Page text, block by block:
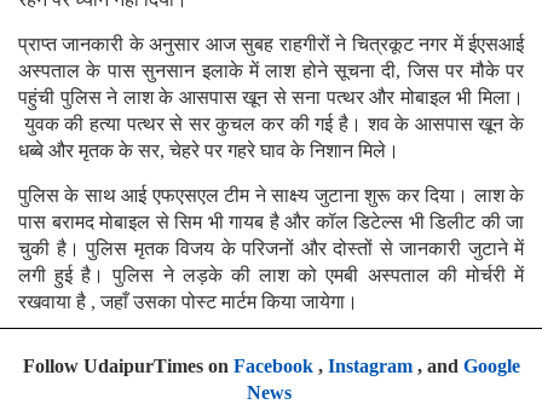
प्राप्त जानकारी के अनुसार आज सुबह राहगीरों ने चित्रकूट नगर में ईएसआई
अस्पताल के पास सुनसान इलाके में लाश होने सूचना दी, जिस पर मौके पर
पहुंची पुलिस ने लाश के आसपास खून से सना पत्थर और मोबाइल भी मिला।
युवक की हत्या पत्थर से सर कुचल कर की गई है। शव के आसपास खून के
धब्बे और मृतक के सर, चेहरे पर गहरे घाव के निशान मिले।
पुलिस के साथ आई एफएसएल टीम ने साक्ष्य जुटाना शुरू कर दिया। लाश के
पास बरामद मोबाइल से सिम भी गायब है और कॉल डिटेल्स भी डिलीट की जा
चुकी है। पुलिस मृतक विजय के परिजनों और दोस्तों से जानकारी जुटाने में
लगी हुई है। पुलिस ने लड़के की लाश को एमबी अस्पताल की मोर्चरी में
रखवाया है , जहाँ उसका पोस्ट मार्टम किया जायेगा।
Follow UdaipurTimes on Facebook, Instagram, and Google
News